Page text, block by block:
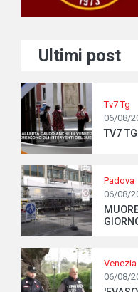
Ultimi post
Tv7 Tg
06/08/
TV7
Padova
06/08/
Venezia
06/08/